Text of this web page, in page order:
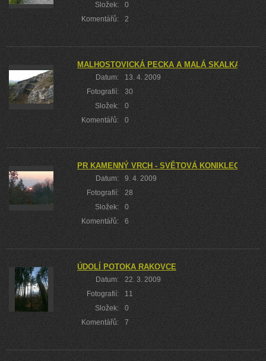
Složek:
0
Komentářů:
2
MALHOSTOVICKÁ PECKA A MALÁ SKALKA II
Datum:
13. 4. 2009
Fotografií:
30
Složek:
0
Komentářů:
0
PR KAMENNÝ VRCH - SVĚTOVÁ KONIKLECOVÁ
Datum:
9. 4. 2009
Fotografií:
28
Složek:
0
Komentářů:
6
ÚDOLÍ POTOKA RAKOVCE
Datum:
22. 3. 2009
Fotografií:
11
Složek:
0
Komentářů:
7